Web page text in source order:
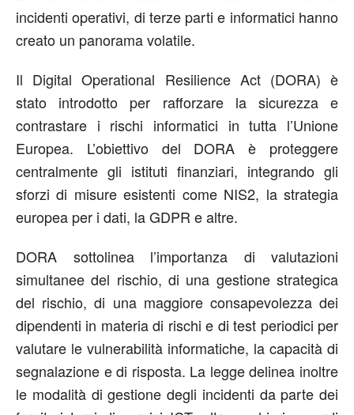
incidenti operativi, di terze parti e informatici hanno
creato un panorama volatile.
Il Digital Operational Resilience Act (DORA) è
stato introdotto per rafforzare la sicurezza e
contrastare i rischi informatici in tutta l’Unione
Europea. L’obiettivo del DORA è proteggere
centralmente gli istituti finanziari, integrando gli
sforzi di misure esistenti come NIS2, la strategia
europea per i dati, la GDPR e altre.
DORA sottolinea l’importanza di valutazioni
simultanee del rischio, di una gestione strategica
del rischio, di una maggiore consapevolezza dei
dipendenti in materia di rischi e di test periodici per
valutare le vulnerabilità informatiche, la capacità di
segnalazione e di risposta. La legge delinea inoltre
le modalità di gestione degli incidenti da parte dei